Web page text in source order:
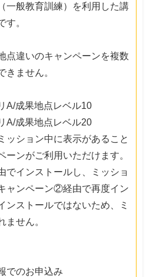
一般教育訓練）を利用した講
す。
点違いのキャンペーンを複数
きません。
A/成果地点レベル10
A/成果地点レベル20
ッション中に表示があること
ーンがご利用いただけます。
でインストールし、ミッショ
ャンペーン②経由で再度イン
ンストールではないため、ミ
ません。
でのお申込み